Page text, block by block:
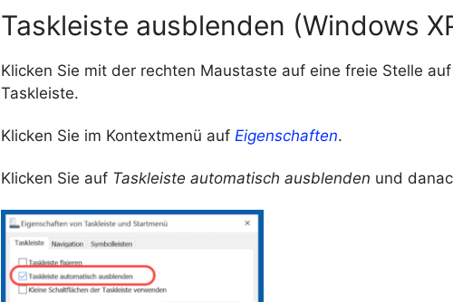
Taskleiste ausblenden (Windows
Klicken Sie mit der rechten Maustaste auf eine freie Stelle
Taskleiste.
Klicken Sie im Kontextmenü auf Eigenschaften.
Klicken Sie auf Taskleiste automatisch ausblenden und